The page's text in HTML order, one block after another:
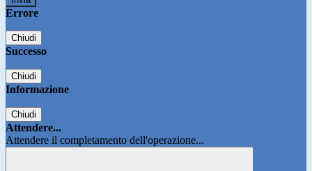
Errore
Chiudi
Successo
Chiudi
Informazione
Chiudi
Attendere...
Attendere il completamento dell'operazione...